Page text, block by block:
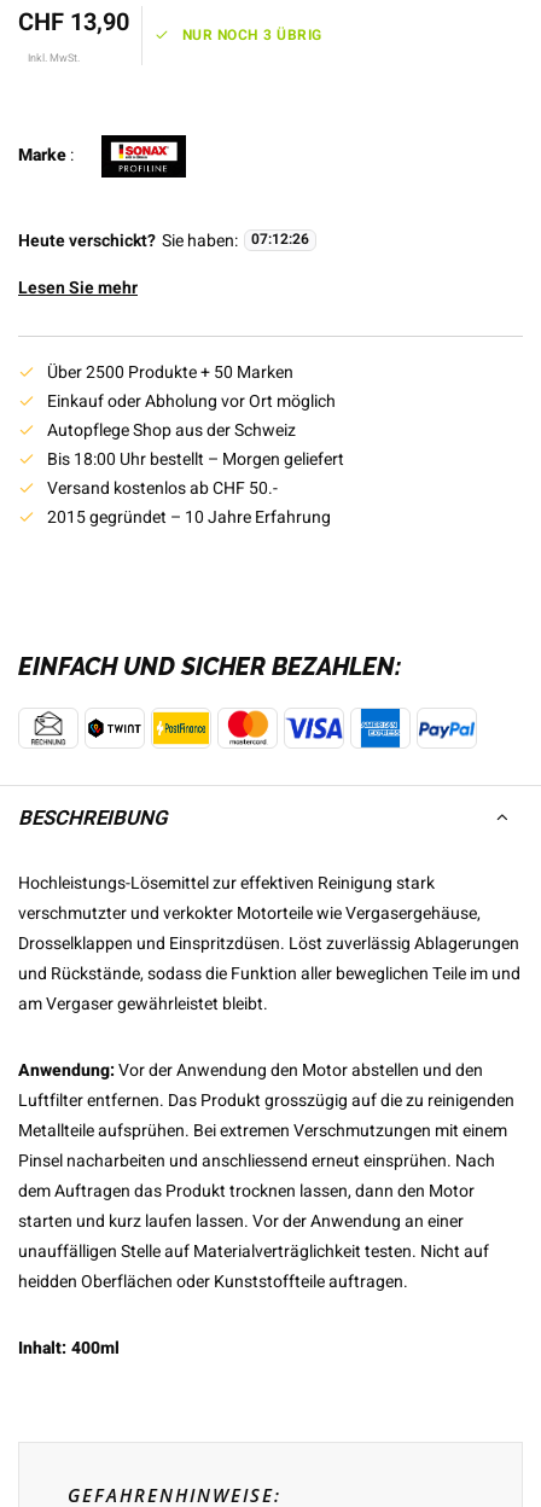
CHF 13,90
Inkl. MwSt.
NUR NOCH 3 ÜBRIG
Marke:
Heute verschickt? Sie haben: 07:12:26
Lesen Sie mehr
Über 2500 Produkte + 50 Marken
Einkauf oder Abholung vor Ort möglich
Autopflege Shop aus der Schweiz
Bis 18:00 Uhr bestellt – Morgen geliefert
Versand kostenlos ab CHF 50.-
2015 gegründet – 10 Jahre Erfahrung
EINFACH UND SICHER BEZAHLEN:
BESCHREIBUNG
Hochleistungs-Lösemittel zur effektiven Reinigung stark
verschmutzter und verkokter Motorteile wie Vergasergehäuse,
Drosselklappen und Einspritzdüsen. Löst zuverlässig Ablagerungen
und Rückstände, sodass die Funktion aller beweglichen Teile im und
am Vergaser gewährleistet bleibt.
Anwendung:Vor der Anwendung den Motor abstellen und den
Luftfilter entfernen. Das Produkt grosszügig auf die zu reinigenden
Metallteile aufsprühen. Bei extremen Verschmutzungen mit einem
Pinsel nacharbeiten und anschliessend erneut einsprühen. Nach
dem Auftragen das Produkt trocknen lassen, dann den Motor
starten und kurz laufen lassen. Vor der Anwendung an einer
unauffälligen Stelle auf Materialverträglichkeit testen. Nicht auf
heidden Oberflächen oder Kunststoffteile auftragen.
Inhalt: 400ml
GEFAHRENHINWEISE: